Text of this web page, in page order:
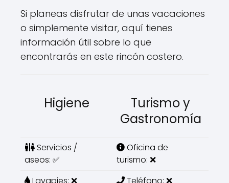
Si planeas disfrutar de unas vacaciones
o simplemente visitar, aquí tienes
información útil sobre lo que
encontrarás en este rincón costero.
Higiene
Turismo y
Gastronomía
Servicios /
aseos: ✅
Oficina de
turismo: ❌